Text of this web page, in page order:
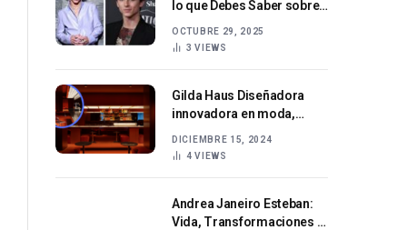
lo que Debes Saber sobre
Hollywood
OCTUBRE 29, 2025
3VIEWS
Gilda Haus Diseñadora
innovadora en moda,
DICIEMBRE 15, 2024
4VIEWS
Andrea Janeiro Esteban:
Vida, Transformaciones y